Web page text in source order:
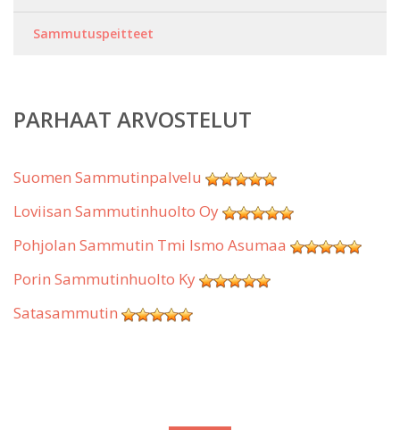
Sammutuspeitteet
PARHAAT ARVOSTELUT
Suomen Sammutinpalvelu
Loviisan Sammutinhuolto Oy
Pohjolan Sammutin Tmi Ismo Asumaa
Porin Sammutinhuolto Ky
Satasammutin